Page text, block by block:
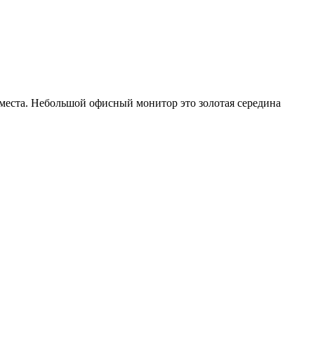
Небольшой офисный монитор это золотая середина